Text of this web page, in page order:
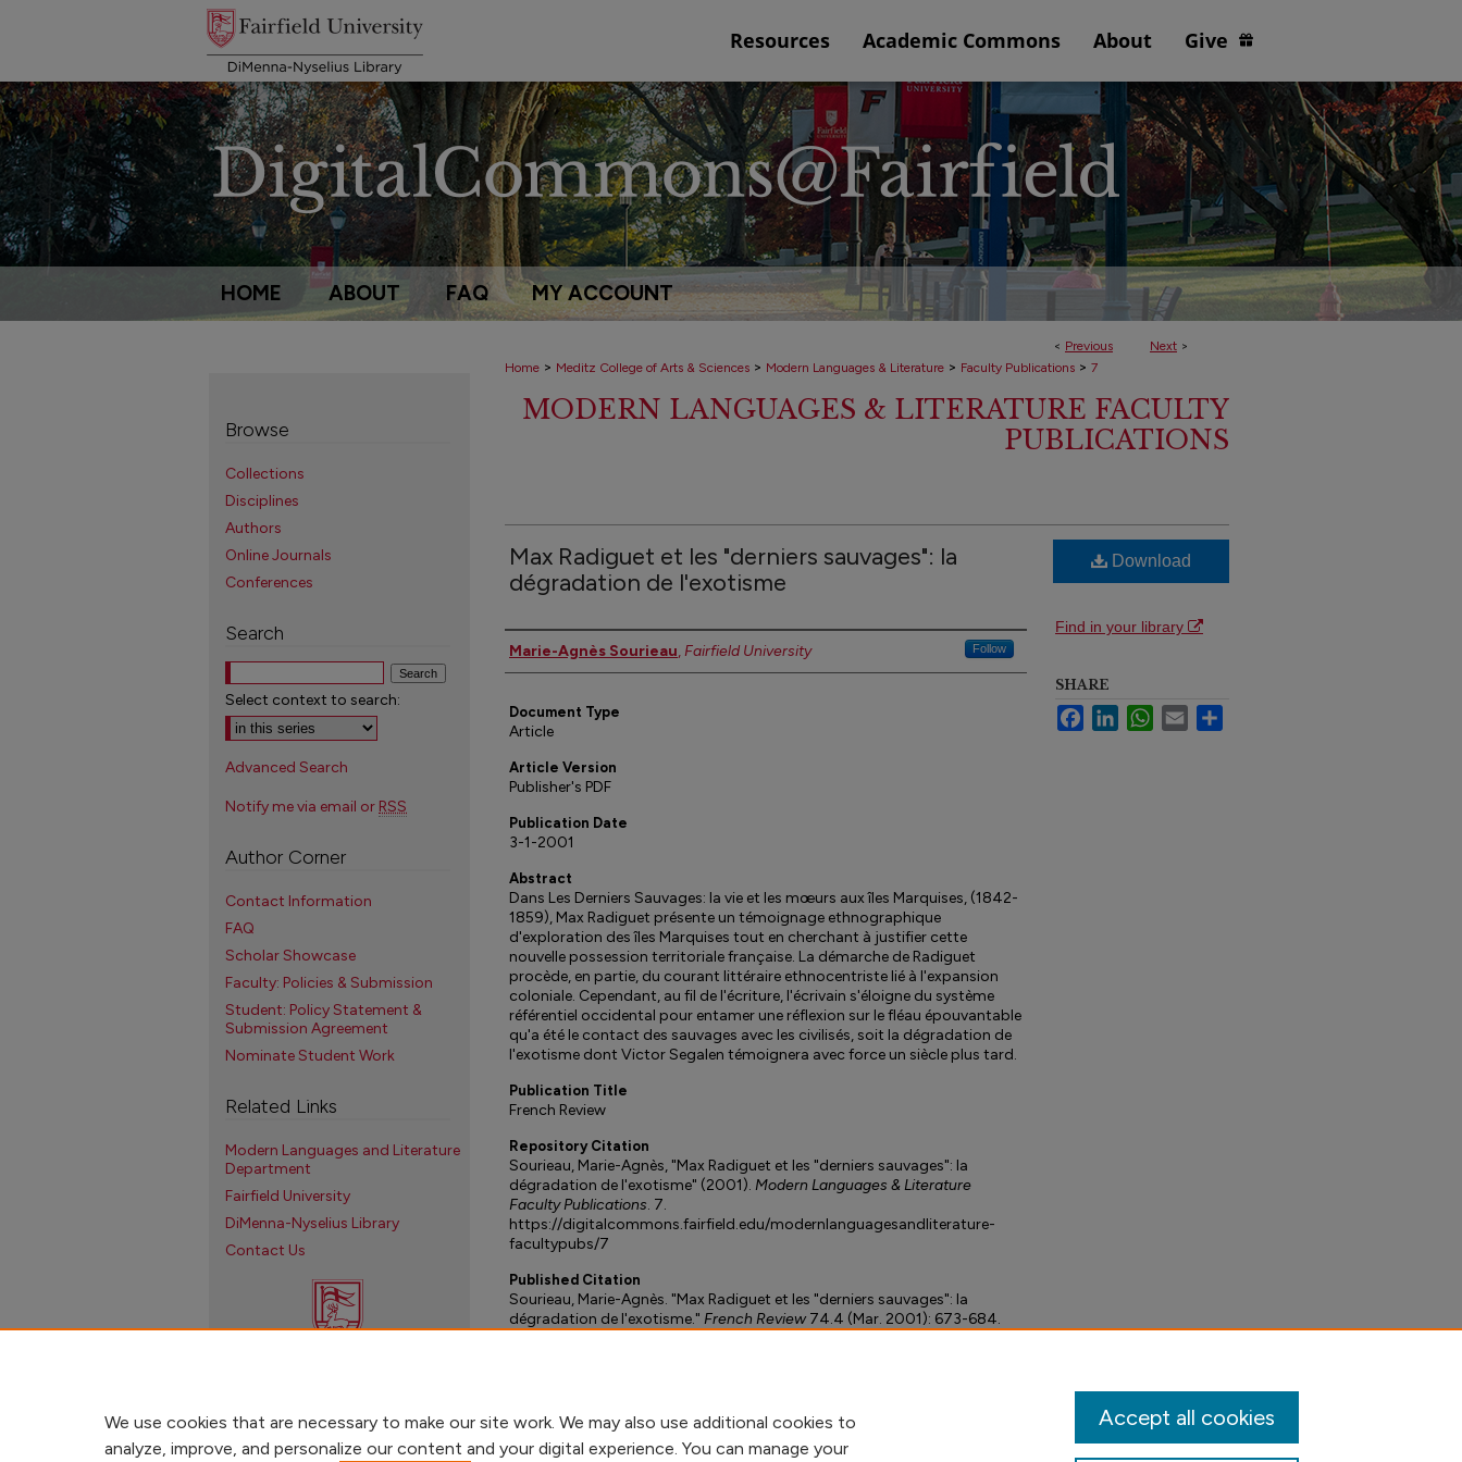
Resources Academic Commons About Give
HOME ABOUT FAQ MY ACCOUNT
< Previous Next >
Home > Meditz College of Arts & Sciences > Modern Languages & Literature > Faculty Publications > 7
MODERN LANGUAGES & LITERATURE FACULTY
PUBLICATIONS
Max Radiguet et les "derniers sauvages": la
dégradation de l'exotisme
Authors
Marie-Agnès Sourieau,Fairfield University Follow
Document Type
Article
Article Version
Publisher's PDF
Publication Date
3-1-2001
Abstract
Dans Les Derniers Sauvages: la vie et les mœurs aux îles Marquises, (1842-
1859), Max Radiguet présente un témoignage ethnographique
d'exploration des îles Marquises tout en cherchant à justifier cette
nouvelle possession territoriale française. La démarche de Radiguet
procède, en partie, du courant littéraire ethnocentriste lié à l'expansion
coloniale. Cependant, au fil de l'écriture, l'écrivain s'éloigne du système
référentiel occidental pour entamer une réflexion sur le fléau épouvantable
qu'a été le contact des sauvages avec les civilisés, soit la dégradation de
l'exotisme dont Victor Segalen témoignera avec force un siècle plus tard.
Publication Title
French Review
Repository Citation
Sourieau, Marie-Agnès, "Max Radiguet et les "derniers sauvages": la
dégradation de l'exotisme" (2001). Modern Languages & Literature
Faculty Publications. 7.
https://digitalcommons.fairfield.edu/modernlanguagesandliterature-
facultypubs/7
Published Citation
Sourieau, Marie-Agnès. "Max Radiguet et les "derniers sauvages": la
dégradation de l'exotisme." French Review74.4 (Mar. 2001): 673-684.
Download
Find in your library
SHARE
FacebookLinkedInWhatsApp
Email
Browse
Collections
Disciplines
Authors
Online Journals
Conferences
Search
Select context to search:
Advanced Search
Notify me via email or RSS
Author Corner
Contact Information
FAQ
Scholar Showcase
Faculty: Policies & Submission
Student: Policy Statement &
Submission Agreement
Nominate Student Work
Related Links
Modern Languages and Literature
Department
Fairfield University
DiMenna-Nyselius Library
Contact Us
We use cookies that are necessary to make our site work. We may also use additional cookies to
analyze, improve, and personalize our content and your digital experience. You can manage your
Accept all cookies